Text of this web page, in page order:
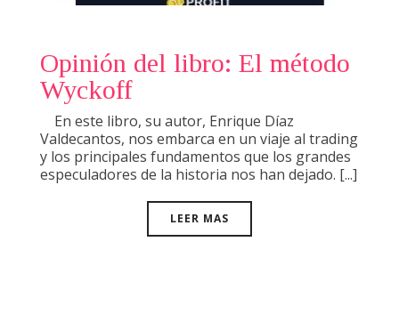
Opinión del libro: El método
Wyckoff
En este libro, su autor, Enrique Díaz
Valdecantos, nos embarca en un viaje al trading
y los principales fundamentos que los grandes
especuladores de la historia nos han dejado. [...]
LEER MAS